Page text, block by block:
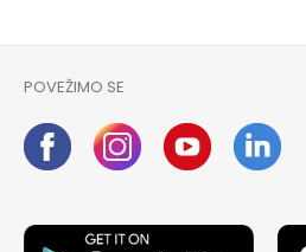
POVEŽIMO SE